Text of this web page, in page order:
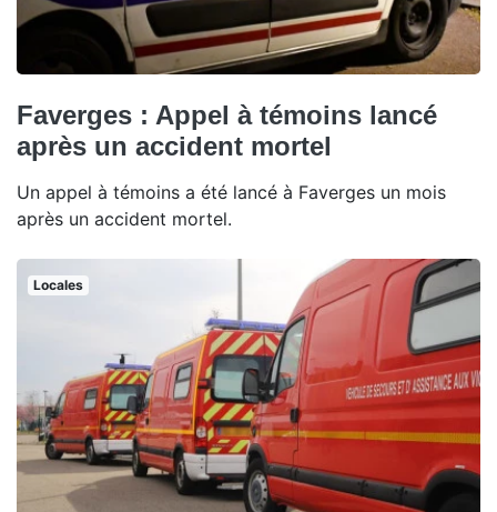
Faverges : Appel à témoins lancé
après un accident mortel
Un appel à témoins a été lancé à Faverges un mois
après un accident mortel.
Locales